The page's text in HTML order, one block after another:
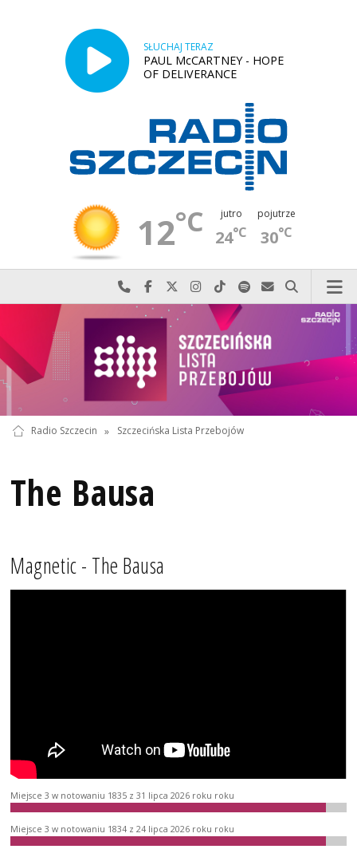
SŁUCHAJ TERAZ
PAUL McCARTNEY - HOPE
OF DELIVERANCE
12°C jutro
24°C
pojutrze
30°C
Najlepiej po prostu do nas zadzwoń
Odwiedź nas na Facebook-u
Odwiedź nas na X
Odwiedź nas na Instagram-ie
Odwiedź nas na TikTok-u
Szukaj nas na Spotify
Wyślij do nas
Szukaj
Radio Szczecin » Szczecińska Lista Przebojów
The Bausa
Magnetic - The Bausa
Miejsce 3 w notowaniu 1835 z 31 lipca 2026 roku roku
Miejsce 3 w notowaniu 1834 z 24 lipca 2026 roku roku